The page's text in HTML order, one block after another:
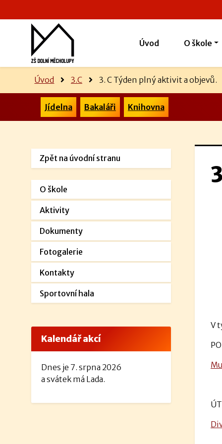
Úvod O škole
Úvod 3.C 3. C Týden plný aktivit a objevů.
Jídelna Bakaláři Knihovna
V
Zpět na úvodní stranu
O škole
Aktivity
Dokumenty
Fotogalerie
Kontakty
Sportovní hala
Kalendář akcí
Dnes je 7. srpna 2026
a svátek má Lada.